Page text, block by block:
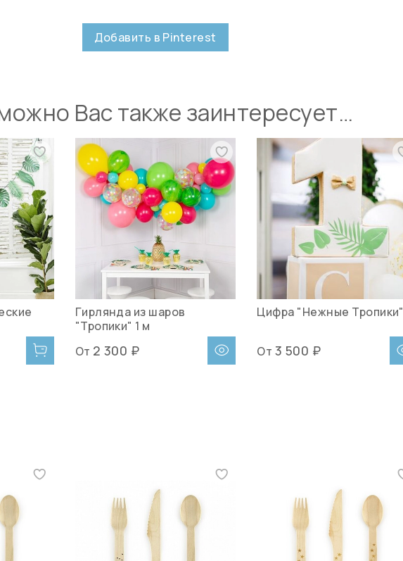
Добавить в Pinterest
Вас также заинтересует…
Гирлянда из шаров
"Тропики" 1 м
От 2 300 ₽
Цифра "Нежные Тропики"
От 3 500 ₽